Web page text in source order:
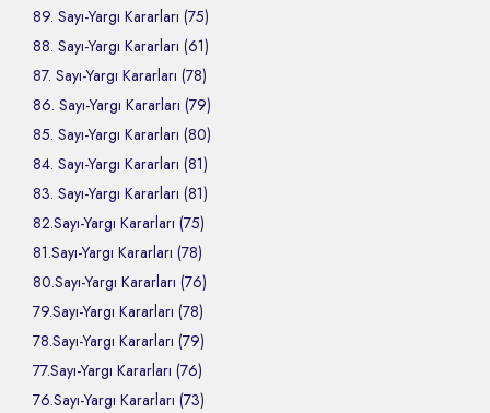
89. Sayı-Yargı Kararları (75)
88. Sayı-Yargı Kararları (61)
87. Sayı-Yargı Kararları (78)
86. Sayı-Yargı Kararları (79)
85. Sayı-Yargı Kararları (80)
84. Sayı-Yargı Kararları (81)
83. Sayı-Yargı Kararları (81)
82.Sayı-Yargı Kararları (75)
81.Sayı-Yargı Kararları (78)
80.Sayı-Yargı Kararları (76)
79.Sayı-Yargı Kararları (78)
78.Sayı-Yargı Kararları (79)
77.Sayı-Yargı Kararları (76)
76.Sayı-Yargı Kararları (73)